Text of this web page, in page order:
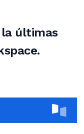
la últimas